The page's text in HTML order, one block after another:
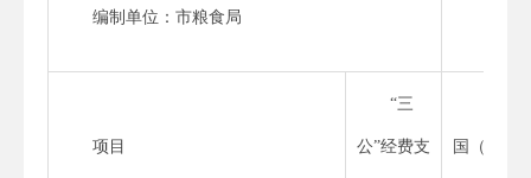
编制单位：市粮食局
项目
“三
公”经费支 国（境）